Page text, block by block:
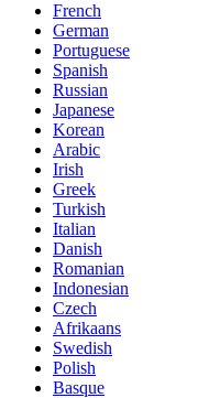
French
German
Portuguese
Spanish
Russian
Japanese
Korean
Arabic
Irish
Greek
Turkish
Italian
Danish
Romanian
Indonesian
Czech
Afrikaans
Swedish
Polish
Basque